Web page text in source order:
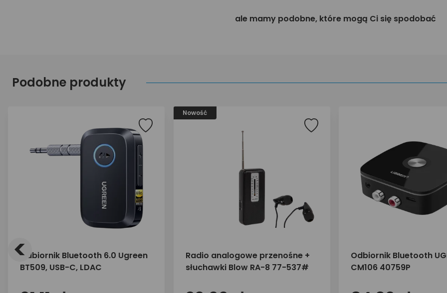
ale mamy podobne, które mogą Ci się spodobać
Podobne produkty
Odbiornik Bluetooth 6.0 Ugreen
BT509, USB-C, LDAC
Nowość
Radio analogowe przenośne +
słuchawki Blow RA-8 77-537#
Odbiornik Bluetooth
CM106 40759P
<